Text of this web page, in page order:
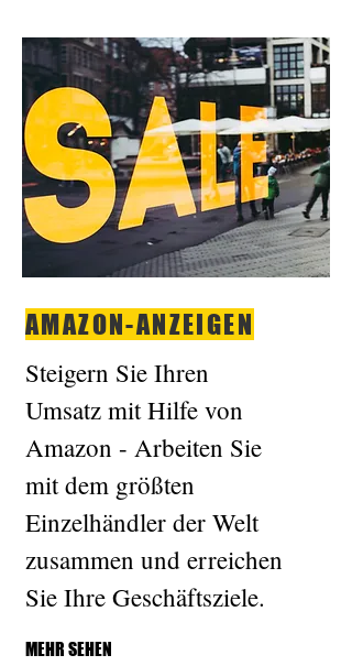
AMAZON-ANZEIGEN
Steigern Sie Ihren
Umsatz mit Hilfe von
Amazon - Arbeiten Sie
mit dem größten
Einzelhändler der Welt
zusammen und erreichen
Sie Ihre Geschäftsziele.
MEHR SEHEN